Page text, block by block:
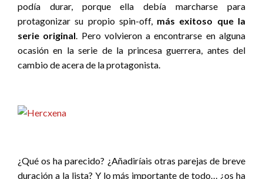
podía durar, porque ella debía marcharse para
protagonizar su propio spin-off, más exitoso que la
serie original. Pero volvieron a encontrarse en alguna
ocasión en la serie de la princesa guerrera, antes del
cambio de acera de la protagonista.
¿Qué os ha parecido? ¿Añadiríais otras parejas de breve
duración a la lista? Y lo más importante de todo… ¿os ha